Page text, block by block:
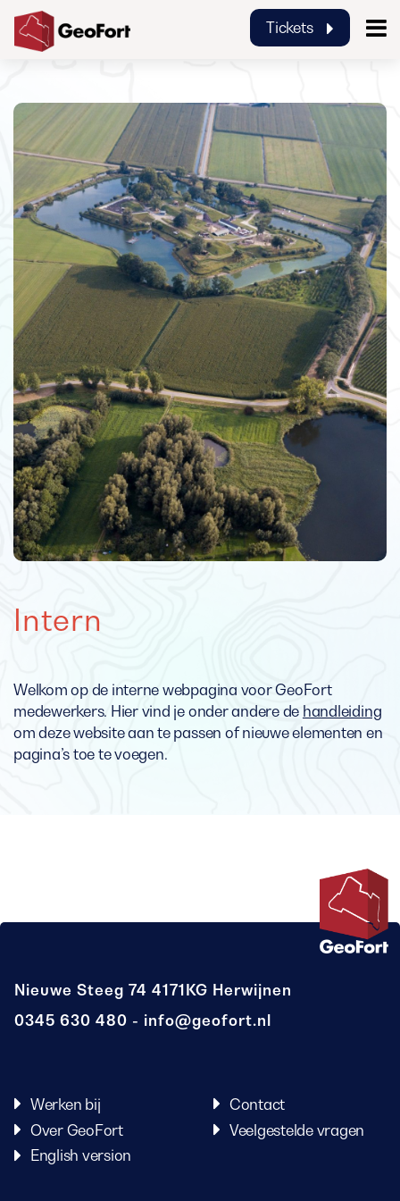
Tickets
Intern
Welkom op de interne webpagina voor GeoFort
medewerkers. Hier vind je onder andere de handleiding
om deze website aan te passen of nieuwe elementen en
pagina’s toe te voegen.
Nieuwe Steeg 74 4171KG Herwijnen
0345 630 480
info@geofort.nl
Werken bij
Over GeoFort
English version
Contact
Veelgestelde vragen